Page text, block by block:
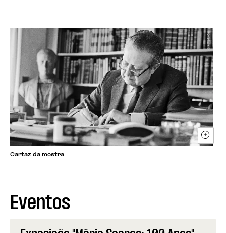
Cartaz da mostra.
Eventos